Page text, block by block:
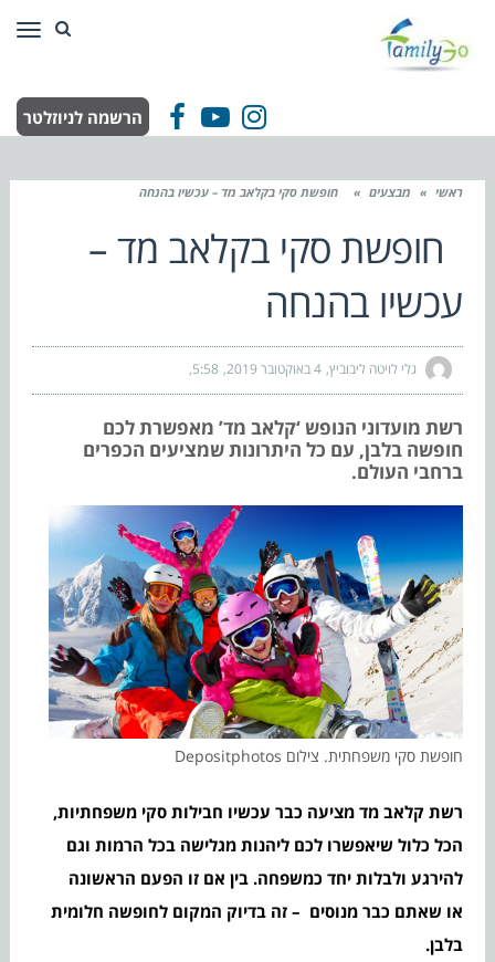
Facebook
YouTube
Instagram הרשמה לניוזלטר
ראשי » מבצעים » חופשת סקי בקלאב מד – עכשיו בהנחה
חופשת סקי בקלאב מד –
עכשיו בהנחה
גלי לויטה ליבוביץ 4 באוקטובר 2019 5:58
רשת מועדוני הנופש ‘קלאב מד’ מאפשרת לכם
חופשה בלבן, עם כל היתרונות שמציעים הכפרים
ברחבי העולם.
חופשת סקי משפחתית. צילום Depositphotos
רשת קלאב מד מציעה כבר עכשיו חבילות סקי משפחתיות,
הכל כלול שיאפשרו לכם ליהנות מגלישה בכל הרמות וגם
להירגע ולבלות יחד כמשפחה. בין אם זו הפעם הראשונה
או שאתם כבר מנוסים – זה בדיוק המקום לחופשה חלומית
בלבן.